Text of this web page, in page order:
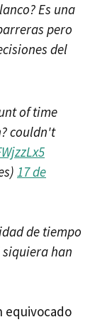
Es una
pero
del
of time
couldn't
17 de
de tiempo
han
equivocado